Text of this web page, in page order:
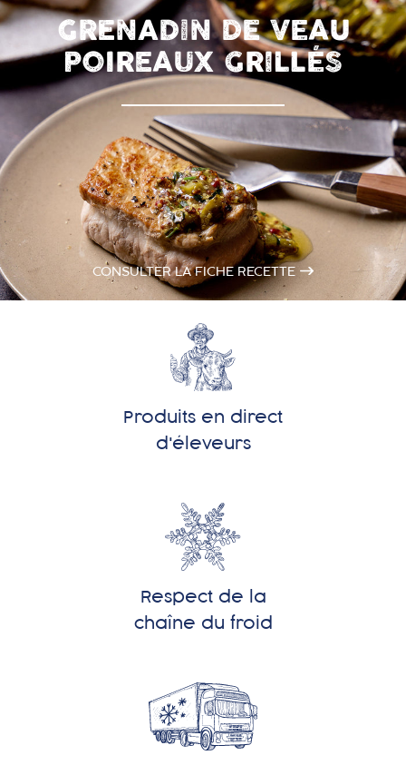
GRENADIN DE VEAU
POIREAUX GRILLÉS
CONSULTER LA FICHE RECETTE
Produits en direct
d'éleveurs
Respect de la
chaîne du froid